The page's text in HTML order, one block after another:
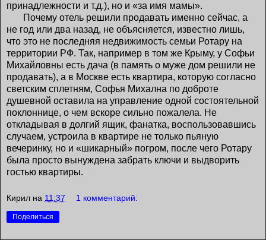
принадлежности и т.д.), но и «за имя мамы».
Почему отель решили продавать именно сейчас, а
не год или два назад, не объясняется, известно лишь,
что это не последняя недвижимость семьи Ротару на
территории РФ. Так, например в том же Крыму, у Софьи
Михайловны есть дача (в память о муже дом решили не
продавать), а в Москве есть квартира, которую согласно
светским сплетням, Софья Михална по доброте
душевной оставила на управление одной состоятельной
поклоннице, о чем вскоре сильно пожалела. Не
откладывая в долгий ящик, фанатка, воспользовавшись
случаем, устроила в квартире не только пьяную
вечеринку, но и «шикарный» погром, после чего Ротару
была просто вынуждена забрать ключи и выдворить
гостью квартиры.
Кирил на 11:37 1 комментарий:
Поделиться